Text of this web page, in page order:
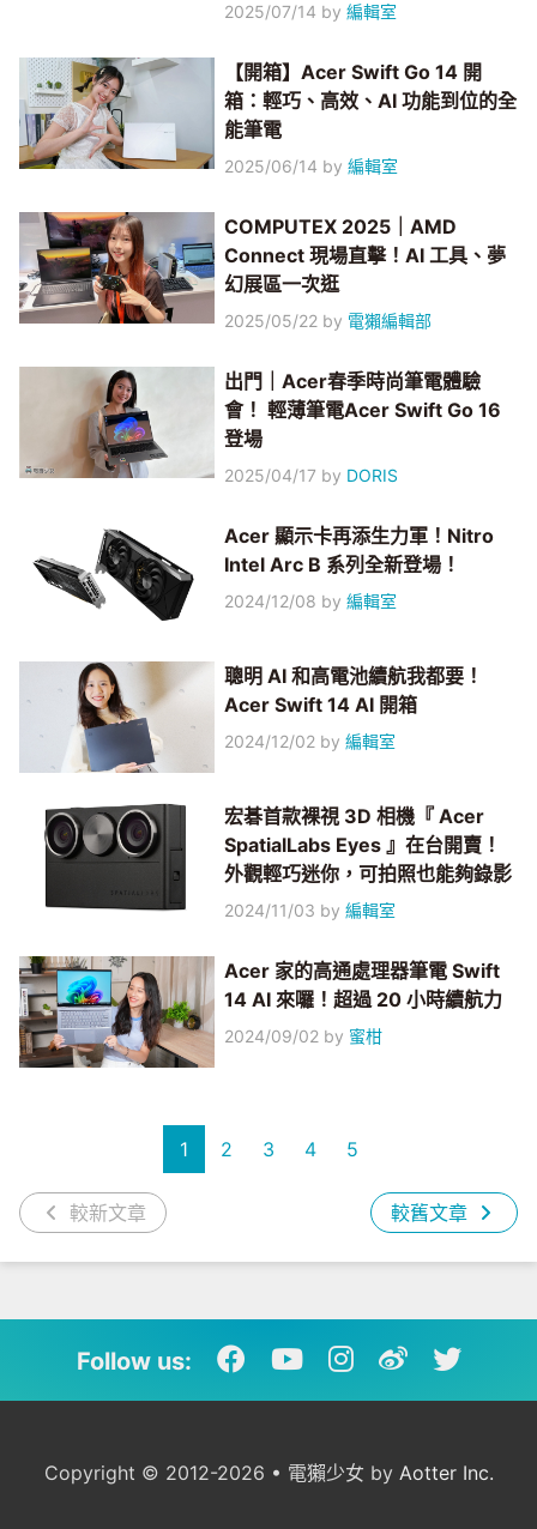
2025/07/14 by編輯室
【開箱】Acer Swift Go 14 開
箱：輕巧、高效、AI 功能到位的全
能筆電
2025/06/14 by編輯室
COMPUTEX 2025｜AMD
Connect 現場直擊！AI 工具、夢
幻展區一次逛
2025/05/22 by 電獺編輯部
出門｜Acer春季時尚筆電體驗
會！ 輕薄筆電Acer Swift Go 16
登場
2025/04/17 by DORIS
Acer 顯示卡再添生力軍！Nitro
Intel Arc B 系列全新登場！
2024/12/08 by編輯室
聰明 AI 和高電池續航我都要！
Acer Swift 14 AI 開箱
2024/12/02 by編輯室
宏碁首款裸視 3D 相機『 Acer
SpatialLabs Eyes 』在台開賣！
外觀輕巧迷你，可拍照也能夠錄影
2024/11/03 by編輯室
Acer 家的高通處理器筆電 Swift
14 AI 來囉！超過 20 小時續航力
2024/09/02 by 蜜柑
較新文章
1 2 3 4 5
較舊文章
Follow us:
Copyright © 2012-2026 • 電獺少女 by Aotter Inc.